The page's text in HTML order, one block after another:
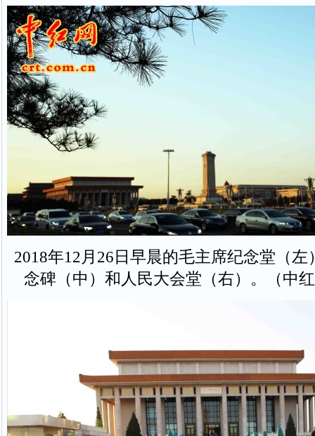
2018年12月26日早晨的毛主席纪念堂（左
念碑（中）和人民大会堂（右）。（中